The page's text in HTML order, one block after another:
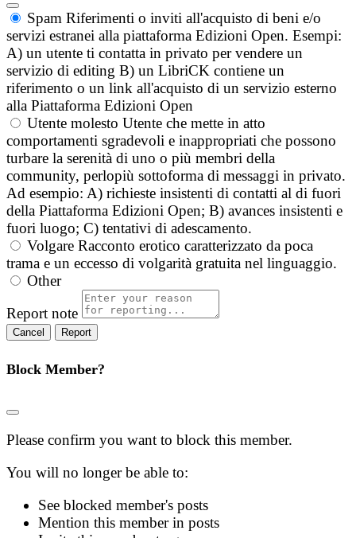
Spam Riferimenti o inviti all'acquisto di beni e/o
servizi estranei alla piattaforma Edizioni Open. Esempi:
A) un utente ti contatta in privato per vendere un
servizio di editing B) un LibriCK contiene un
riferimento o un link all'acquisto di un servizio esterno
alla Piattaforma Edizioni Open
Utente molesto Utente che mette in atto
comportamenti sgradevoli e inappropriati che possono
turbare la serenità di uno o più membri della
community, perlopiù sottoforma di messaggi in privato.
Ad esempio: A) richieste insistenti di contatti al di fuori
della Piattaforma Edizioni Open; B) avances insistenti e
fuori luogo; C) tentativi di adescamento.
Volgare Racconto erotico caratterizzato da poca
trama e un eccesso di volgarità gratuita nel linguaggio.
Other
Report note
Report
Block Member?
Please confirm you want to block this member.
You will no longer be able to:
See blocked member's posts
Mention this member in posts